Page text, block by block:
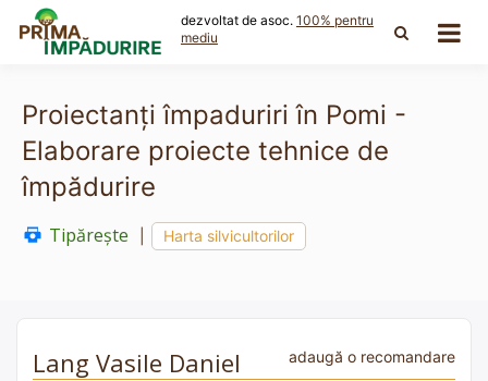
content
dezvoltat de asoc. 100% pentru
mediu
Proiectanți împaduriri în Pomi -
Elaborare proiecte tehnice de
împădurire
Tipărește Harta silvicultorilor
Lang Vasile Daniel adaugă o recomandare